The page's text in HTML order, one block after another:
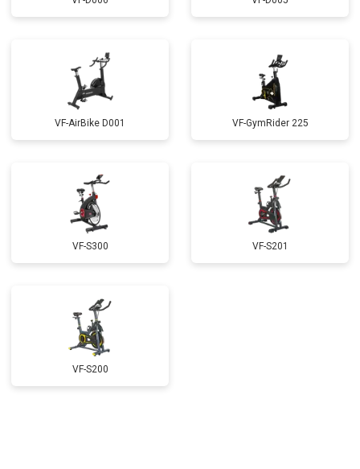
VF-AirBike D001 VF-GymRider 225
VF-S300 VF-S201
VF-S200